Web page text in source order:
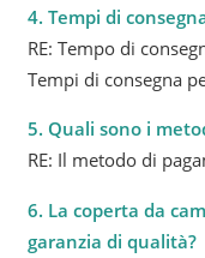
4. Tempi di
RE: Tempo di
Tempi di consegna
5. Quali sono i
RE: Il metodo di
6. La coperta da
garanzia di qualità?